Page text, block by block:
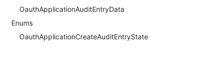
OauthApplicationAuditEntryData
Enums
OauthApplicationCreateAuditEntryState